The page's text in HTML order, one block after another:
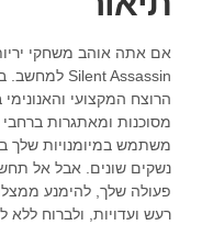
הרוצח המקצועי
מסוכנות ומאתגרות
משתמש במיומנויות
נשקים שונים. אבל אל
פעולה שלך, להימנע
רעש ועדויות, ולברוח